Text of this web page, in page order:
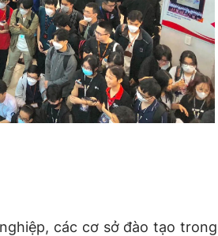
các cơ sở đào tạo trong